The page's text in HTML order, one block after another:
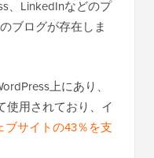
、LinkedInなどのプ
ブログが存在しま
上にあり、
使用されており、イ
ブサイトの43％を支